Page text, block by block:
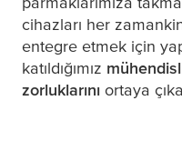
cihazları her
entegre etmek için
katıldığımız
zorluklarını ortaya